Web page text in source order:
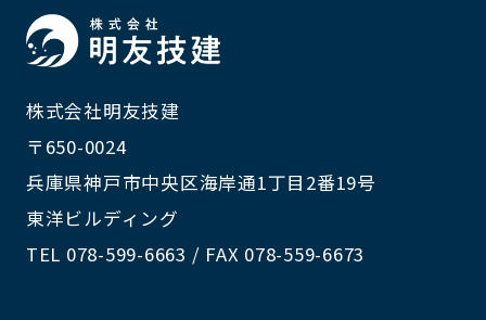
株式会社明友技建
〒650-0024
兵庫県神戸市中央区海岸通1丁目2番19号
東洋ビルディング
TEL 078-599-6663 / FAX 078-559-6673